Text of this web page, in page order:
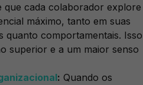
que cada colaborador explore
máximo, tanto em suas
quanto comportamentais. Isso
superior e a um maior senso
: Quando os